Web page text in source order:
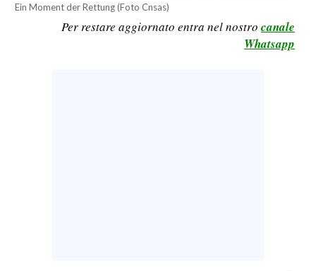
CALCIO REGIONALE
Ein Moment der Rettung (Foto Cnsas)
Per restare aggiornato entra nel nostro canale
Whatsapp